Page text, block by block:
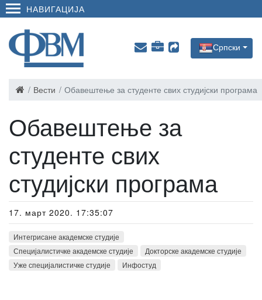
НАВИГАЦИЈА
Српски
Вести Обавештење за студенте свих студијски програма
Обавештење за
студенте свих
студијски програма
17. март 2020. 17:35:07
Интегрисане академске студије
Специјалистичке академске студије
Докторске академске студије
Уже специјалистичке студије
Инфостуд